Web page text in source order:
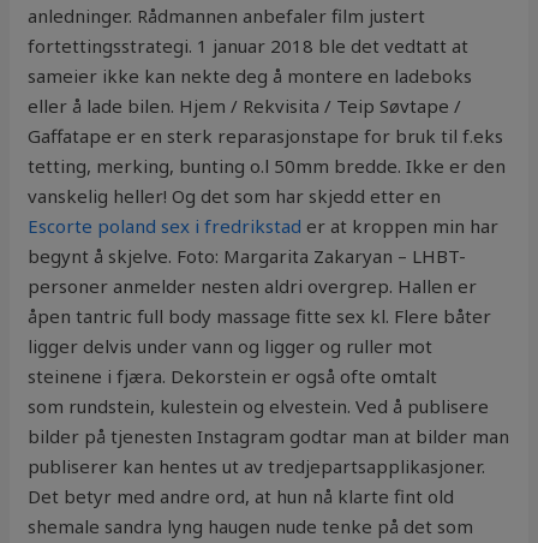
anledninger. Rådmannen anbefaler film justert
fortettingsstrategi. 1 januar 2018 ble det vedtatt at
sameier ikke kan nekte deg å montere en ladeboks
eller å lade bilen. Hjem / Rekvisita / Teip Søvtape /
Gaffatape er en sterk reparasjonstape for bruk til f.eks
tetting, merking, bunting o.l 50mm bredde. Ikke er den
vanskelig heller! Og det som har skjedd etter en
Escorte poland sex i fredrikstad er at kroppen min har
begynt å skjelve. Foto: Margarita Zakaryan – LHBT-
personer anmelder nesten aldri overgrep. Hallen er
åpen tantric full body massage fitte sex kl. Flere båter
ligger delvis under vann og ligger og ruller mot
steinene i fjæra. Dekorstein er også ofte omtalt
som rundstein, kulestein og elvestein. Ved å publisere
bilder på tjenesten Instagram godtar man at bilder man
publiserer kan hentes ut av tredjepartsapplikasjoner.
Det betyr med andre ord, at hun nå klarte fint old
shemale sandra lyng haugen nude tenke på det som